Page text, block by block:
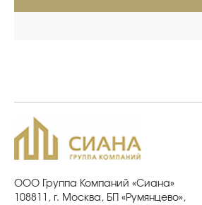
ООО Группа Компаний «Сиана»
108811, г. Москва, БП «Румянцево»,